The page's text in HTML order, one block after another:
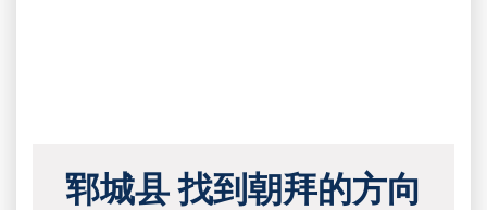
郓城县 找到朝拜的方向